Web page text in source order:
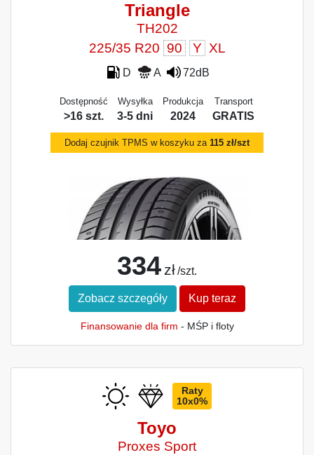
Triangle
TH202
225/35 R20 90 Y XL
D A 72dB
Dostępność
>16 szt.
Wysyłka
3-5 dni
Produkcja
2024
Transport
GRATIS
Dodaj czujnik TPMS w koszyku za 115 zł/szt
334 zł /szt.
Zobacz szczegóły Kup teraz
Finansowanie dla firm - MŚP i floty
Raty
10x0%
Toyo
Proxes Sport